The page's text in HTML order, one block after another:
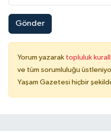
Gönder
Yorum yazarak topluluk
ve tüm sorumluluğu
Yaşam Gazetesi hiçbir